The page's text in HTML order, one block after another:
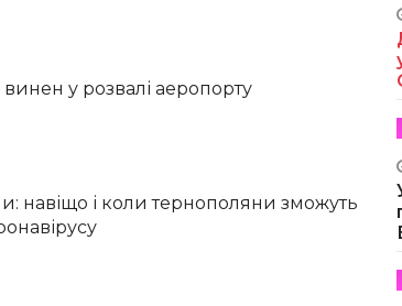
винен у розвалі аеропорту
навіщо і коли тернополяни зможуть